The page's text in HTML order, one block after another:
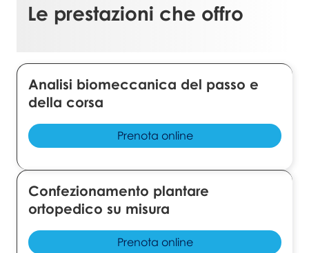
Le prestazioni che offro
Analisi biomeccanica del passo e
della corsa
Prenota online
Confezionamento plantare
ortopedico su misura
Prenota online